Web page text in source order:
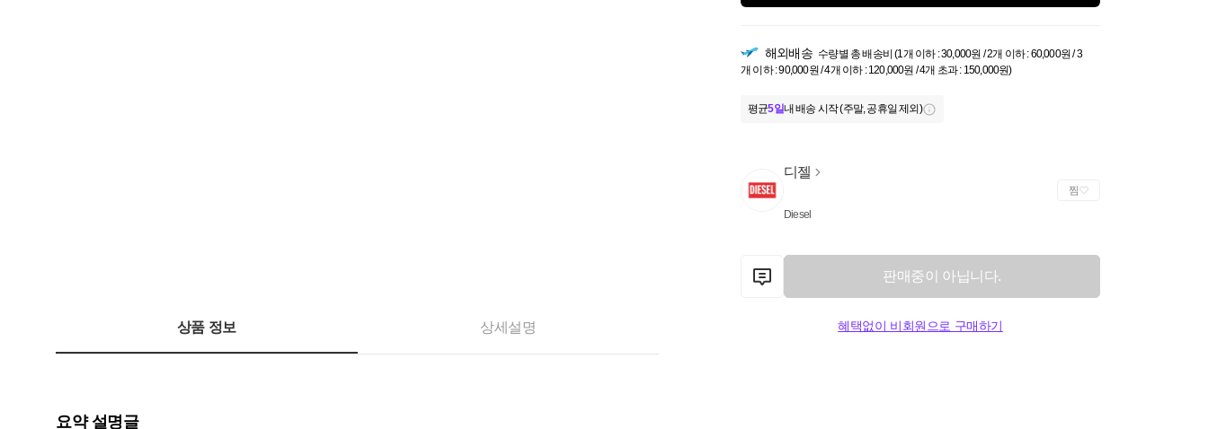
해외배송 수량별 총 배송비 (1개 이하 : 30,000원 / 2개 이하 : 60,000원 / 3
개 이하 : 90,000원 / 4개 이하 : 120,000원 / 4개 초과 : 150,000원)
평균5일내 배송 시작 (주말, 공휴일 제외)
디젤
Diesel
찜
판매중이 아닙니다.
혜택없이 비회원으로 구매하기
상품 정보 상세설명
요약 설명글